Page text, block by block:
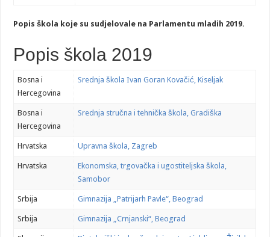
Popis škola koje su sudjelovale na Parlamentu mladih 2019.
Popis škola 2019
Bosna i
Hercegovina
Srednja škola Ivan Goran Kovačić, Kiseljak
Bosna i
Hercegovina
Srednja stručna i tehnička škola, Gradiška
Hrvatska Upravna škola, Zagreb
Hrvatska
Ekonomska, trgovačka i ugostiteljska škola,
Samobor
Srbija Gimnazija „Patrijarh Pavle“, Beograd
Srbija Gimnazija „Crnjanski“, Beograd